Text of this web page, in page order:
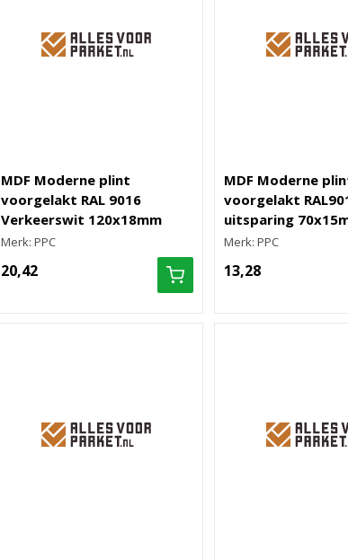
MDF Moderne plint
voorgelakt RAL 9016
Verkeerswit 120x18mm
Merk: PPC
20,42
MDF Moderne
voorgelakt
uitsparing
Merk: PPC
13,28